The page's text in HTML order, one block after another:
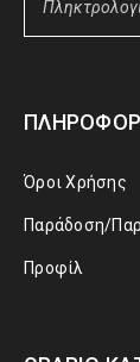
Όροι Χρήσης
Παράδοση/
Προφίλ